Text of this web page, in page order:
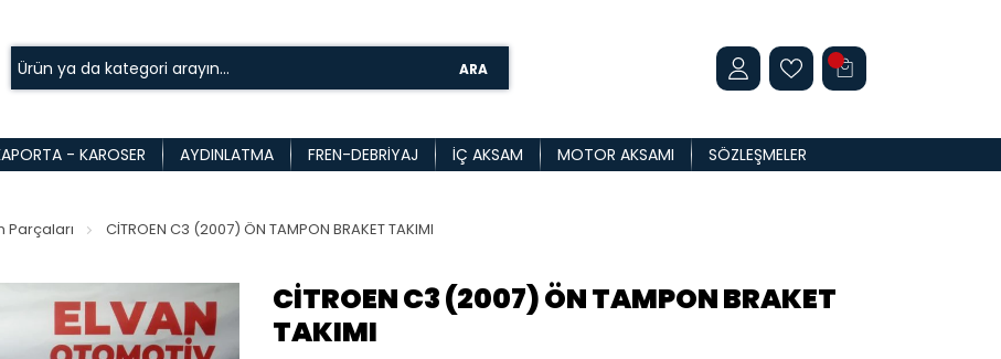
ARA
- KAROSER AYDINLATMA FREN-DEBRIYAJ İÇ AKSAM MOTOR AKSAMI SÖZLEŞMELER
Parçaları CİTROEN C3 (2007) ÖN TAMPON BRAKET TAKIMI
CİTROEN C3 (2007) ÖN TAMPON BRAKET
TAKIMI